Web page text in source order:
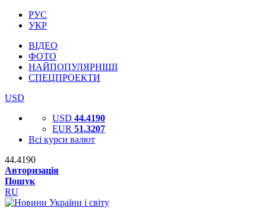
РУС
УКР
ВІДЕО
ФОТО
НАЙПОПУЛЯРНІШІ
СПЕЦПРОЕКТИ
USD
USD 44.4190
EUR 51.3207
Всі курси валют
44.4190
Авторизація
Пошук
RU